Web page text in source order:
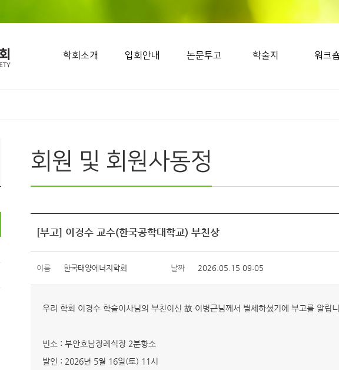
학회소개 입회안내 논문투고 학술지 워크
회원 및 회원사동정
[부고] 이경수 교수(한국공학대학교) 부친상
이름 한국태양에너지학회 날짜 2026.05.15 09:05
우리 학회 이경수 학술이사님의 부친이신 故 이병근님께서 별세하셨기에 부고를 알립니
빈소 : 부안호남장례식장 2분향소
발인 : 2026년 5월 16일(토) 11시